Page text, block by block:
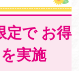
定でお得
実施